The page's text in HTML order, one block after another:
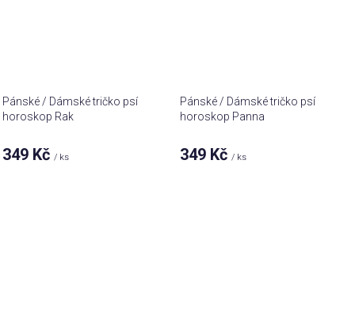
Pánské / Dámské tričko psí
horoskop Rak
349 Kč / ks
Pánské / Dámské tričko psí
horoskop Panna
349 Kč / ks